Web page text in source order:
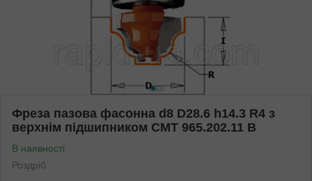
Фреза пазова фасонна d8 D28.6 h14.3 R4 з
верхнім підшипником СМТ 965.202.11 B
В наявності
Роздріб